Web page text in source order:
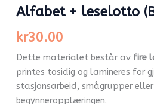
Alfabet + leselotto
kr30.00
Dette materialet består av fire
printes tosidig og lamineres for
stasjonsarbeid, smågrupper
begynneropplæringen.